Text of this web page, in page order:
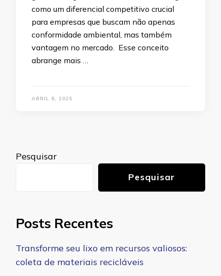
como um diferencial competitivo crucial
para empresas que buscam não apenas
conformidade ambiental, mas também
vantagem no mercado. Esse conceito
abrange mais …
ABRIL 8, 2025
Pesquisar
Pesquisar
Posts Recentes
Transforme seu lixo em recursos valiosos:
coleta de materiais recicláveis